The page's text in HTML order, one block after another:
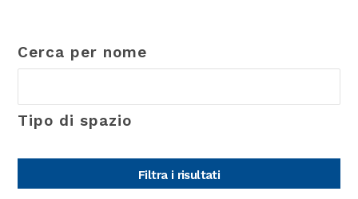
Cerca per nome
Tipo di spazio
Filtra i risultati